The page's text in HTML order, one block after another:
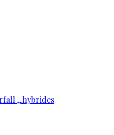
„hybrides